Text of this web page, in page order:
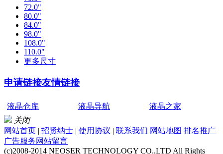
72.0"
80.0"
84.0"
98.0"
108.0"
110.0"
更多尺寸
申请链接友情链接
液晶仓库 液晶导航
液晶之家
关闭
网站首页 | 招贤纳士 | 使用协议 | 联系我们 网站地图 排名推广
广告服务网站留言
(c)2008-2014 NEOSER TECHNOLOGY CO.,LTD All Rights